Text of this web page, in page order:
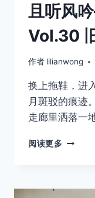
且听风
Vol.30
作者 lilianwong
换上拖鞋，进
月斑驳的痕迹
走廊里洒落一
阅读更多 且
——